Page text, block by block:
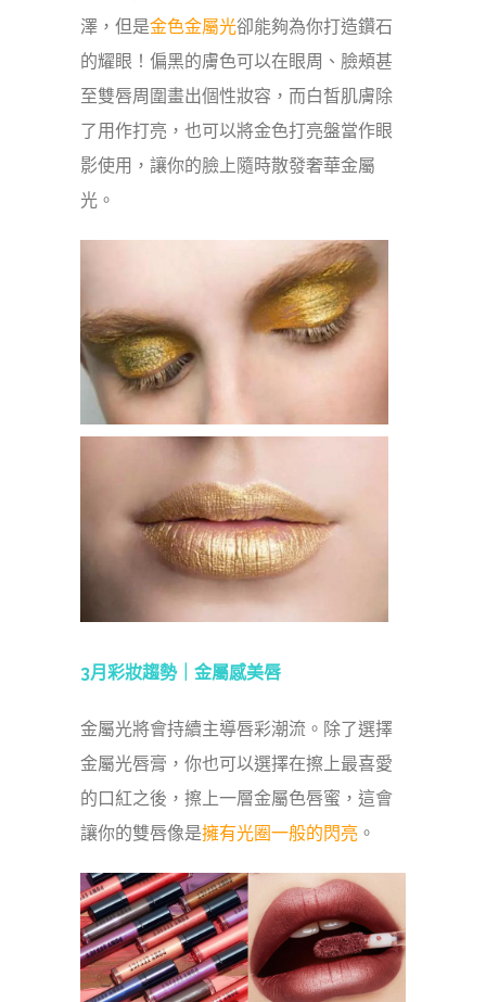
澤，但是金色金屬光卻能夠為你打造鑽石
的耀眼！偏黑的膚色可以在眼周、臉頰甚
至雙唇周圍畫出個性妝容，而白皙肌膚除
了用作打亮，也可以將金色打亮盤當作眼
影使用，讓你的臉上隨時散發奢華金屬
光。
3月彩妝趨勢｜ 金屬感美唇
金屬光將會持續主導唇彩潮流。除了選擇
金屬光唇膏，你也可以選擇在擦上最喜愛
的口紅之後，擦上一層金屬色唇蜜，這會
讓你的雙唇像是擁有光圈一般的閃亮 。